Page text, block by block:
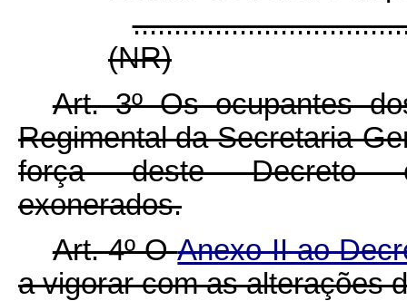
(NR)
Art. 3º Os ocupantes
Regimental da Secretaria-
força deste Decreto
exonerados.
Art. 4º OAnexo II ao
a vigorar com as alterações